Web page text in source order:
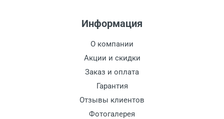
Информация
О компании
Акции и скидки
Заказ и оплата
Гарантия
Отзывы клиентов
Фотогалерея